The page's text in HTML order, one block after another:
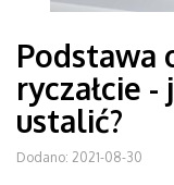
Podstawa
ryczałcie
ustalić?
Dodano: 2021-08-30